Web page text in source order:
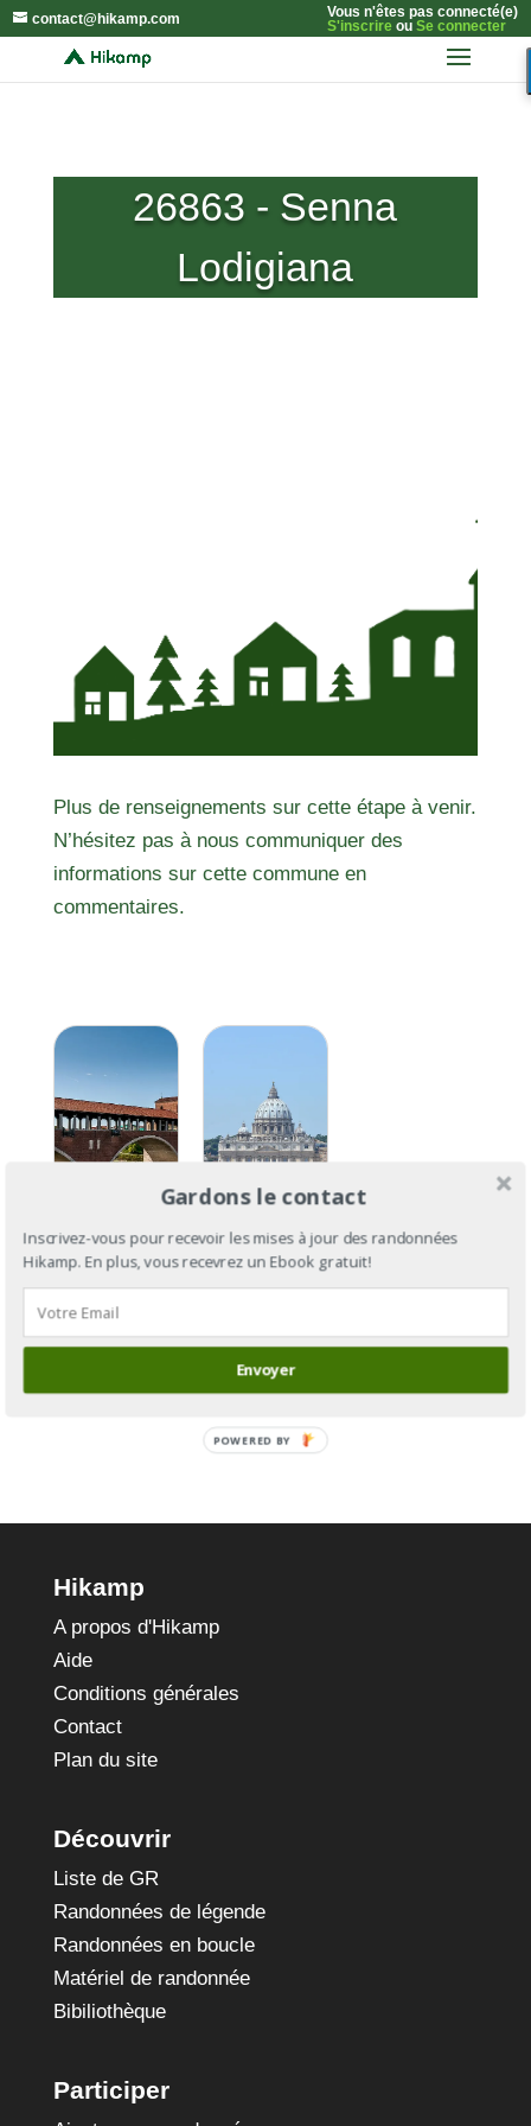
contact@hikamp.com
Vous n'êtes pas connecté(e)
S'inscrireou Se connecter
26863 - Senna
Lodigiana
Plus de renseignements sur cette étape à venir.
N’hésitez pas à nous communiquer des
informations sur cette commune en
commentaires.
Francigena
Section 12
Saint-
Martin à
Via
Francigena
à Rome
Hikamp
A propos d'Hikamp
Aide
Conditions générales
Contact
Plan du site
Découvrir
Liste de GR
Randonnées de légende
Randonnées en boucle
Matériel de randonnée
Bibiliothèque
Participer
Gardons le contact
Inscrivez-vous pour recevoir les mises à jour des randonnées
Hikamp. En plus, vous recevrez un Ebook gratuit!
Envoyer
POWERED BY